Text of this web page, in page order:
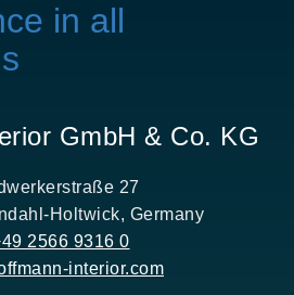
in all
GmbH & Co. KG
27
Holtwick, Germany
2566 9316 0
interior.com